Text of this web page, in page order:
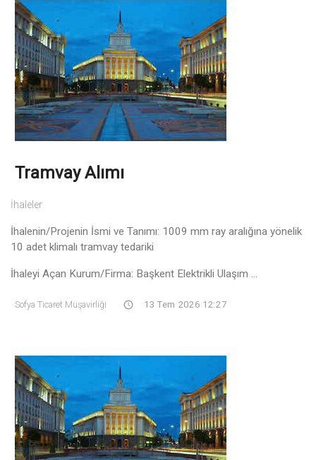
Tramvay Alımı
İhaleler
İhalenin/Projenin İsmi ve Tanımı: 1009 mm ray aralığına yönelik
10 adet klimalı tramvay tedariki
İhaleyi Açan Kurum/Firma: Başkent Elektrikli Ulaşım ...
Sofya Ticaret Müşavirliği 13 Tem 2026 12:27